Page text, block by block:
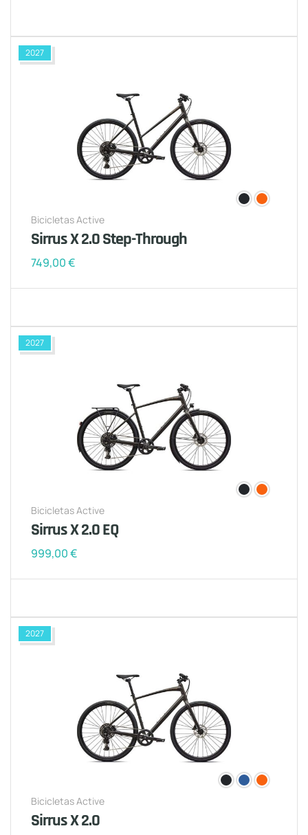
2027
Bicicletas Active
Sirrus X 2.0 Step-Through
749,00€
2027
Bicicletas Active
Sirrus X 2.0 EQ
999,00€
2027
Bicicletas Active
Sirrus X 2.0